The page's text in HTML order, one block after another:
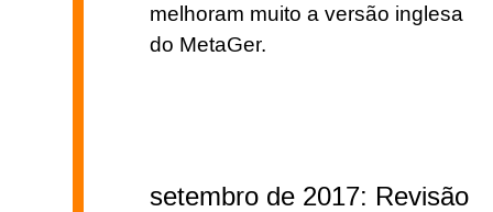
melhoram muito a versão inglesa
do MetaGer.
setembro de 2017: Revisão